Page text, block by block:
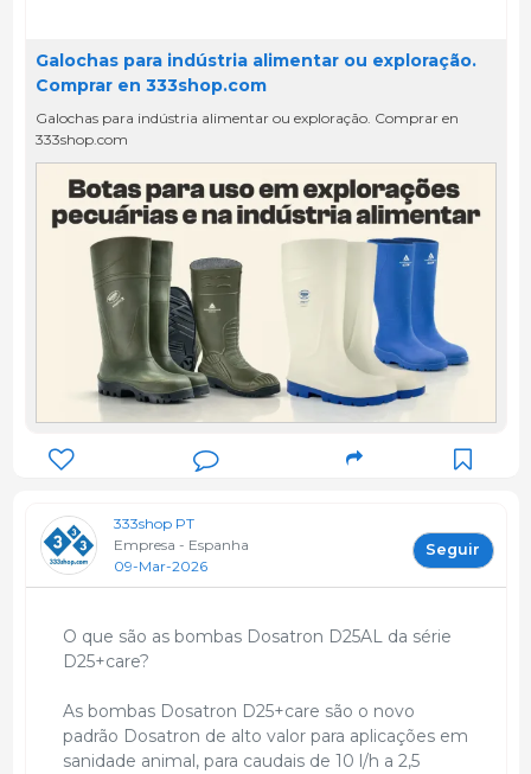
Galochas para indústria alimentar ou exploração.
Comprar en 333shop.com
Galochas para indústria alimentar ou exploração. Comprar en
333shop.com
333shop PT
Empresa - Espanha
09-Mar-2026
Seguir
O que são as bombas Dosatron D25AL da série
D25+care?
As bombas Dosatron D25+care são o novo
padrão Dosatron de alto valor para aplicações em
sanidade animal, para caudais de 10 l/h a 2,5